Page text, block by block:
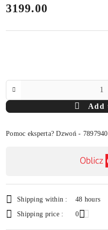
price:
3199.00
Add
Pomoc eksperta? Dzwoń -
delivery
Shipping within :
48 hours
Shipping price :
0